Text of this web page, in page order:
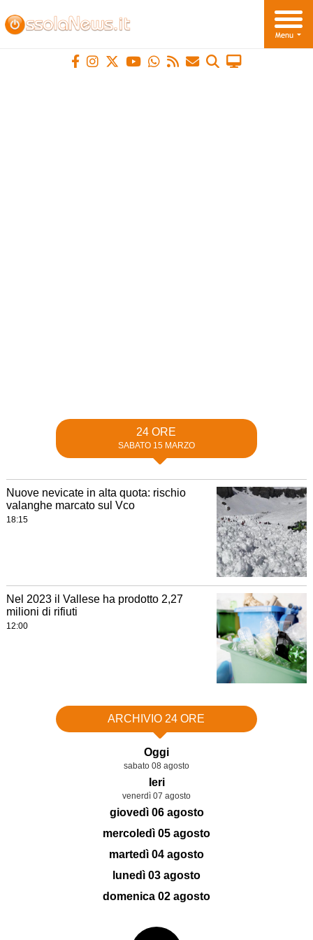
24 ORE
SABATO 15 MARZO
Nuove nevicate in alta quota: rischio
valanghe marcato sul Vco
18:15
Nel 2023 il Vallese ha prodotto 2,27
milioni di rifiuti
12:00
ARCHIVIO 24 ORE
Oggi
sabato 08 agosto
Ieri
venerdì 07 agosto
giovedì 06 agosto
mercoledì 05 agosto
martedì 04 agosto
lunedì 03 agosto
domenica 02 agosto